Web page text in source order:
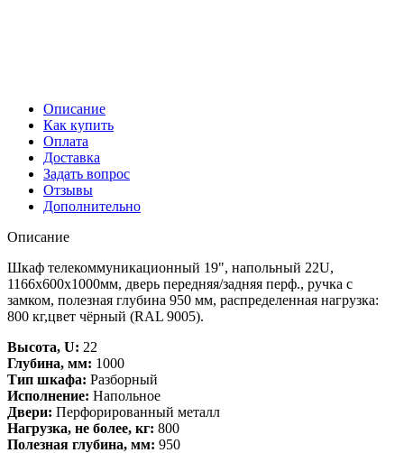
Описание
Как купить
Оплата
Доставка
Задать вопрос
Отзывы
Дополнительно
Описание
Шкаф телекоммуникационный 19", напольный 22U,
1166х600x1000мм, дверь передняя/задняя перф., ручка с
замком, полезная глубина 950 мм, распределенная нагрузка:
800 кг,цвет чёрный (RAL 9005).
Высота, U: 22
Глубина, мм: 1000
Тип шкафа: Разборный
Исполнение: Напольное
Двери: Перфорированный металл
Нагрузка, не более, кг: 800
Полезная глубина, мм: 950